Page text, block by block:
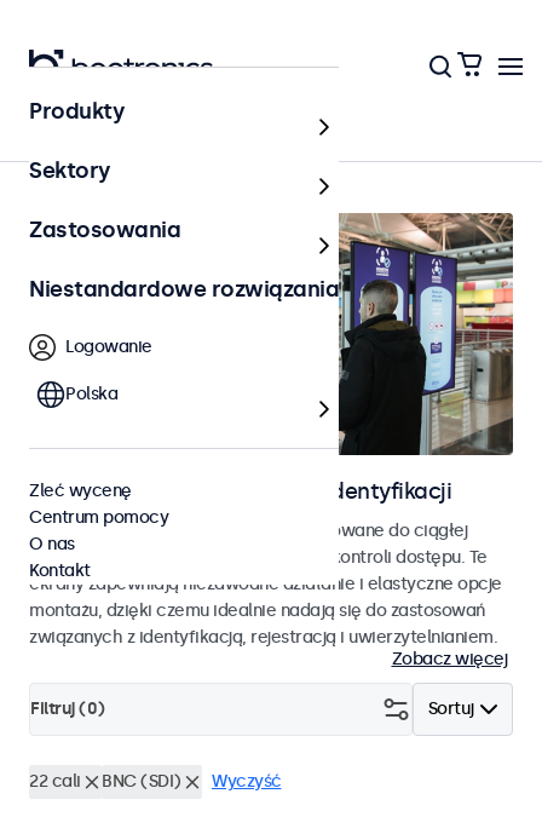
Kontrola dostępu
Ekrany do kontroli dostępu i identyfikacji
Monitory i ekrany dotykowe zaprojektowane do ciągłej
pracy i płynnej integracji z systemami kontroli dostępu. Te
ekrany zapewniają niezawodne działanie i elastyczne opcje
montażu, dzięki czemu idealnie nadają się do zastosowań
związanych z identyfikacją, rejestracją i uwierzytelnianiem.
Zobacz więcej
Sortuj
Filtruj (0)
22 cali BNC (SDI) Wyczyść
Produkty
Sektory
Zastosowania
Niestandardowe rozwiązania
Logowanie
Polska
Zleć wycenę
Centrum pomocy
O nas
Kontakt